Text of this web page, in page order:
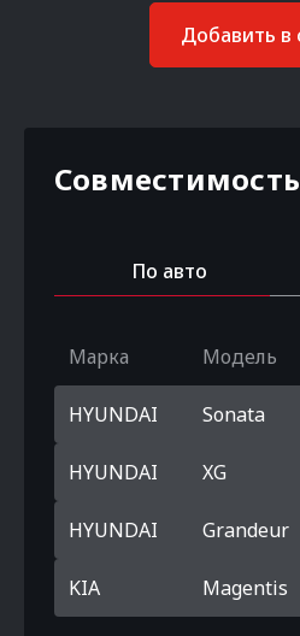
Добавить в
Совместимость
По авто
Марка Модель
HYUNDAI Sonata
HYUNDAI XG
HYUNDAI Grandeur
KIA Magentis